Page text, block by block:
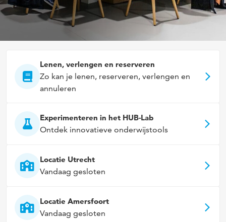
Lenen, verlengen en reserveren
Zo kan je lenen, reserveren, verlengen en
annuleren
Experimenteren in het HUB-Lab
Ontdek innovatieve onderwijstools
Locatie Utrecht
Vandaag gesloten
Locatie Amersfoort
Vandaag gesloten